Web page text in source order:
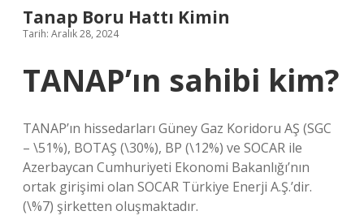
Tanap Boru Hattı Kimin
Tarih: Aralık 28, 2024
TANAP’ın sahibi kim?
TANAP’ın hissedarları Güney Gaz Koridoru AŞ (SGC
– \51%), BOTAŞ (\30%), BP (\12%) ve SOCAR ile
Azerbaycan Cumhuriyeti Ekonomi Bakanlığı’nın
ortak girişimi olan SOCAR Türkiye Enerji A.Ş.’dir.
(\%7) şirketten oluşmaktadır.